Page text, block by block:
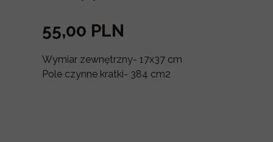
Wymiar zewnętrzny- 17x37 cm
Pole czynne kratki- 384 cm2
55,00 PLN